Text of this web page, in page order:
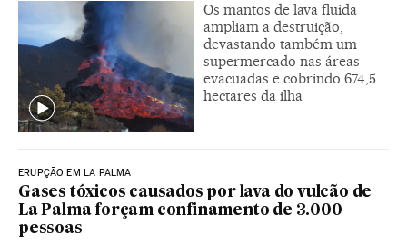
Os mantos de lava fluida
ampliam a destruição,
devastando também um
supermercado nas áreas
evacuadas e cobrindo 674,5
hectares da ilha
ERUPÇÃO EM LA PALMA
Gases tóxicos causados por lava do vulcão de
La Palma forçam confinamento de 3.000
pessoas